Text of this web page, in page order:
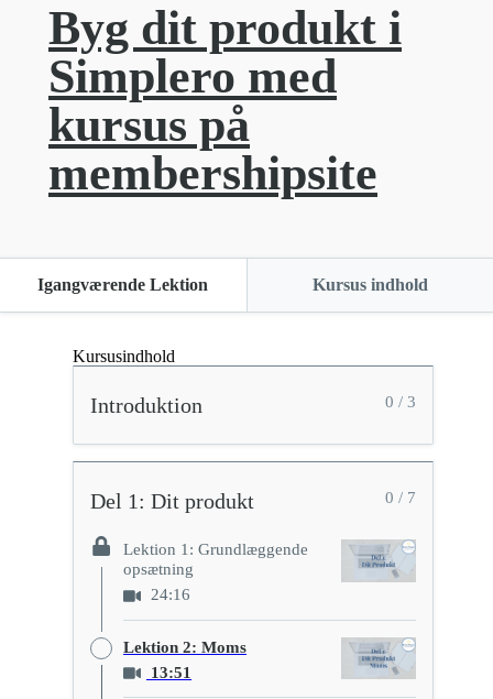
Byg dit produkt i
Simplero med
kursus på
membershipsite
Igangværende Lektion Kursus indhold
Kursusindhold
0 / 3
Introduktion
0 / 7
Del 1: Dit produkt
Lektion 1: Grundlæggende
opsætning
24:16
Lektion 2: Moms
13:51